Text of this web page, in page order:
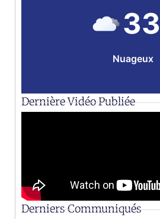
33
Nuageux
Dernière Vidéo Publiée
Derniers Communiqués